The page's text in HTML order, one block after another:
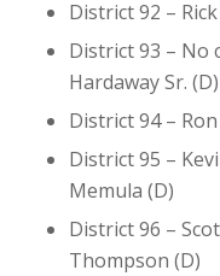
District 92 – Rick
District 93 – No
Hardaway Sr. (D)
District 94 –
District 95 –
Memula (D)
District 96 –
Thompson (D)